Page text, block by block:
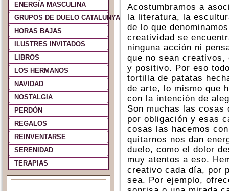
ENERGÍA MASCULINA
GRUPOS DE DUELO CATALUNYA Y ESPAÑA
HORAS BAJAS
ILUSTRES INVITADOS
LIBROS
LOS HERMANOS
NAVIDAD
NOSTALGIA
PERDÓN
REGALOS
REINVENTARSE
SERENIDAD
TERAPIAS
Acostumbramos a
la literatura, la
de lo que
creatividad se
ninguna acción ni
que no sean
y positivo. Por eso
tortilla de patatas
de arte, lo mismo que
con la intención de
Son muchas las cosas
por obligación y esas
cosas las hacemos
quitarnos nos dan
duelo, como el dolor
muy atentos a eso.
creativo cada día, por
sea. Por ejemplo,